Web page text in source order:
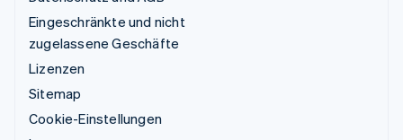
Eingeschränkte und nicht
zugelassene Geschäfte
Lizenzen
Sitemap
Cookie-Einstellungen